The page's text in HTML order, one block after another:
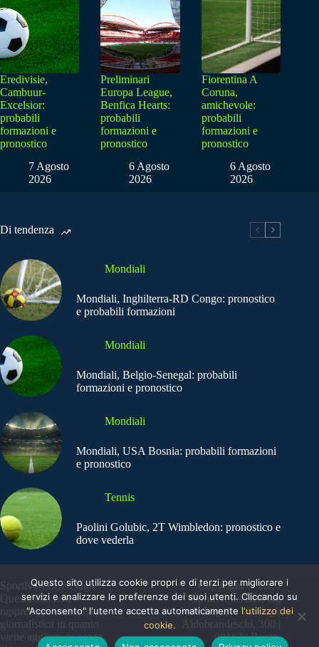
Eredivisie,
Cambuur-
Excelsior:
probabili
formazioni e
pronostico
7 Agosto
2026
Preliminari
Europa League,
Benfica Hearts:
probabili
formazioni e
pronostico
6 Agosto
2026
Fiorentina A
Coruna,
amichevole:
probabili
formazioni e
pronostico
6 Agosto
2026
Di tendenza
Mondiali
Mondiali, Inghilterra-RD Congo: pronostico
e probabili formazioni
Mondiali
Mondiali, Belgio-Senegal: probabili
formazioni e pronostico
Mondiali
Mondiali, USA Bosnia: probabili formazioni
e pronostico
Tennis
Paolini Golubic, 2T Wimbledon: pronostico e
dove vederla
SportNews.BetFlag -
Questo sito non
rappresenta una testata
giornalistica in quanto
viene aggiornato senza
Copyright © 2025
SportNews BetFlag
Sede Legale: Via degli
Aldobrandeschi, 300 |
00163 | Roma
Questo sito utilizza cookie propri e di terzi per migliorare i
servizi e analizzare le preferenze dei suoi utenti. Cliccando su
"Acconsento" l'utente accetta automaticamente l'utilizzo dei
cookie.